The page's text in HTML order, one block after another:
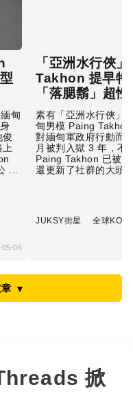
甸
俊
上
...
05-06
「亞洲水行俠
Takhon 提早特
「落腮鬍」超
素有「亞洲水行俠」
甸男模 Paing
對緬甸軍政府行動而
月被判入獄 3 年，不
Paing Takhon 已被
還更新了社群的大頭
JUKSY街星 全球KOL
▼
掀